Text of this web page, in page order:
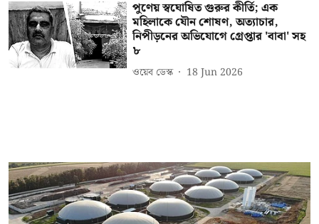
পুণেয় স্বঘোষিত গুরুর কীর্তি; এক
মহিলাকে যৌন শোষণ, অত্যাচার,
নিপীড়নের অভিযোগে গ্রেপ্তার 'বাবা' সহ
৮
ওয়েব ডেস্ক 18 Jun 2026